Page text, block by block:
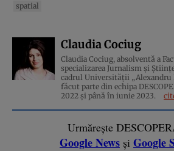
spatial
Claudia Cociug
Claudia Cociug, absolventă a
specializarea Jurnalism și
cadrul Universității „Alexandru
făcut parte din echipa
2022 și până în iunie 2023.
Urmărește
Google News și Google